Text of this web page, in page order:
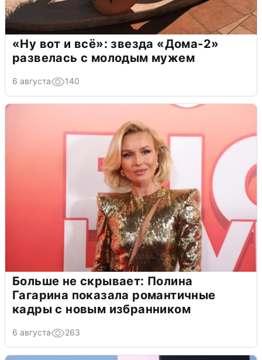
«Ну вот и всё»: звезда «Дома-2»
развелась с молодым мужем
6 августа 140
Больше не скрывает: Полина
Гагарина показала романтичные
кадры с новым избранником
6 августа 263